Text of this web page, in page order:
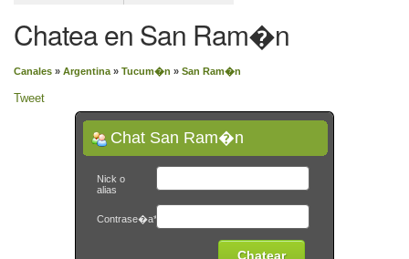
Chatea en San Ram�n
Canales » Argentina » Tucum�n » San Ram�n
Tweet
Chat San Ram�n
Nick o
alias
Contrase�a*